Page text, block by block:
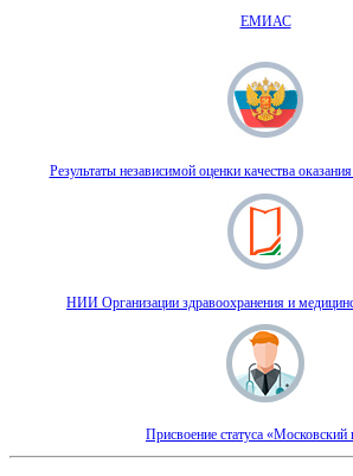
ЕМИАС
Результаты независимой оценки качества
НИИ Организации здравоохранения и
Присвоение статуса «Московский